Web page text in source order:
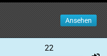
Ansehen
22